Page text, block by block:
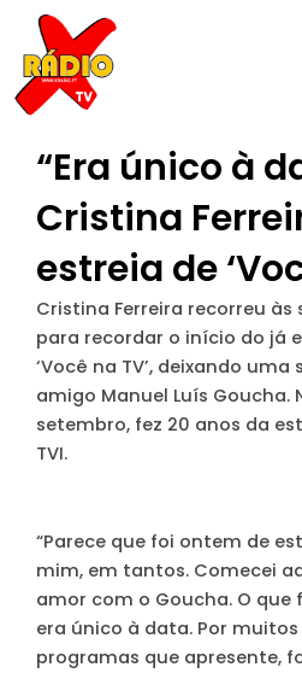
content
“Era único à
Cristina
estreia de
Cristina Ferreira recorreu às
para recordar o início do já
‘Você na TV’, deixando
amigo Manuel Luís Goucha.
setembro, fez 20 anos da
TVI.
“Parece que foi ontem de
mim, em tantos. Comecei
amor com o Goucha. O que
era único à data. Por
programas que apresente,